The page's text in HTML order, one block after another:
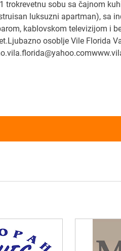
trokrevetnu sobu sa čajnom
luksuzni apartman), sa
kablovskom televizijom i
osoblje Vile Florida